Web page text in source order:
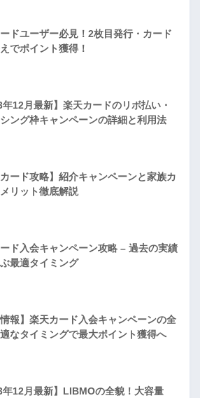
ドユーザー必見！2枚目発行・カード
でポイント獲得！
年12月最新】楽天カードのリボ払い・
ング枠キャンペーンの詳細と利用法
カード攻略】紹介キャンペーンと家族カ
リット徹底解説
ド入会キャンペーン攻略 – 過去の実績
最適タイミング
情報】楽天カード入会キャンペーンの全
なタイミングで最大ポイント獲得へ
年12月最新】LIBMOの全貌！大容量